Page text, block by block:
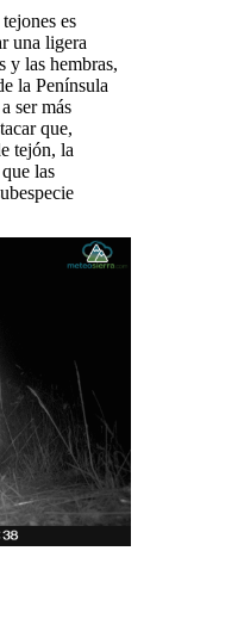
es
una ligera
y las hembras,
la Península
ser más
que,
tejón, la
las